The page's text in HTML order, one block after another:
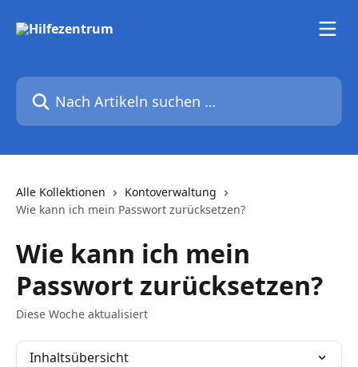
Nach Artikeln suchen …
Alle Kollektionen
Kontoverwaltung
Wie kann ich mein Passwort zurücksetzen?
Wie kann ich mein
Passwort zurücksetzen?
Diese Woche aktualisiert
Inhaltsübersicht